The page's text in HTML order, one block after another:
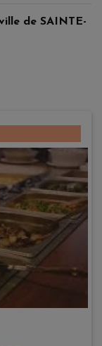
de SAINTE-